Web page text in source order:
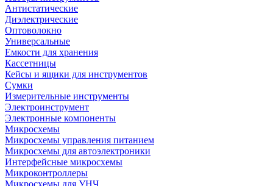
Антистатические
Диэлектрические
Оптоволокно
Универсальные
Емкости для хранения
Кассетницы
Кейсы и ящики для инструментов
Сумки
Измерительные инструменты
Электроинструмент
Электронные компоненты
Микросхемы
Микросхемы управления питанием
Микросхемы для автоэлектроники
Интерфейсные микросхемы
Микроконтроллеры
Микросхемы для УНЧ